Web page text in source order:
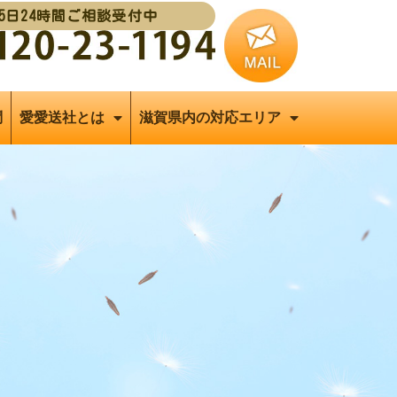
日24時間ご相談受付中
愛愛送社とは 滋賀県内の対応エリア